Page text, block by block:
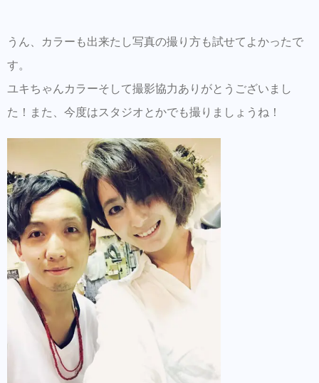
うん、カラーも出来たし写真の撮り方も試せてよかったで
す。
ユキちゃんカラーそして撮影協力ありがとうございまし
た！また、今度はスタジオとかでも撮りましょうね！